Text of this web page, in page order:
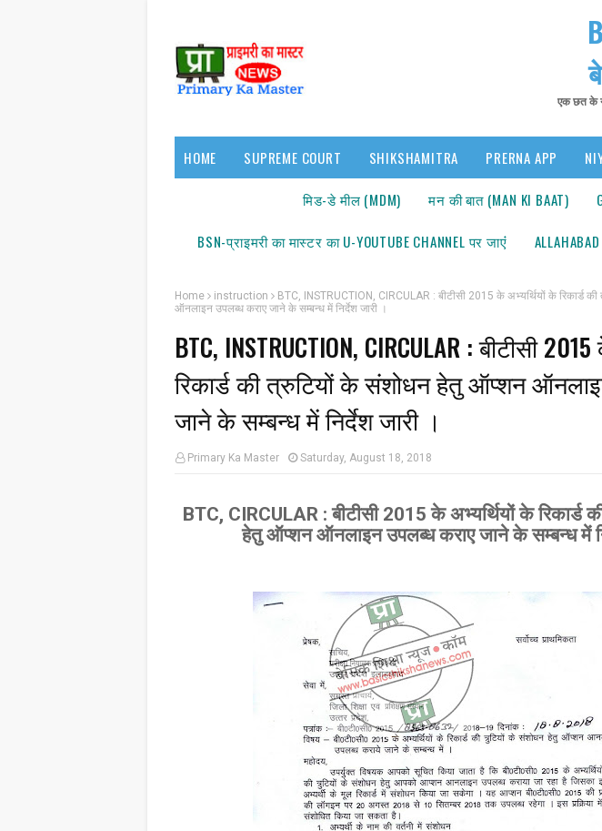
एक छत के
HOME SUPREME COURT SHIKSHAMITRA PRERNA APP
मिड-डे मील (MDM) मन की बात (MAN KI BAAT)
BSN-प्राइमरी का मास्टर का U-YOUTUBE CHANNEL पर जाएंं
Home instruction
BTC, INSTRUCTION, CIRCULAR : बीटीसी 2015 के अभ्यर्थियों के रिकार्ड
ऑनलाइन उपलब्ध कराए जाने के सम्बन्ध में निर्देश जारी ।
BTC, INSTRUCTION, CIRCULAR : बीटीसी
रिकार्ड की त्रुटियों के संशोधन हेतु ऑप्शन
जाने के सम्बन्ध में निर्देश जारी ।
Primary Ka Master Saturday, August 18, 2018
BTC, CIRCULAR : बीटीसी 2015 के अभ्यर्थियों के रिकार्ड
हेतु ऑप्शन ऑनलाइन उपलब्ध कराए जाने के सम्बन्ध में
सूचना: अधिक संबंधित समाचारों के